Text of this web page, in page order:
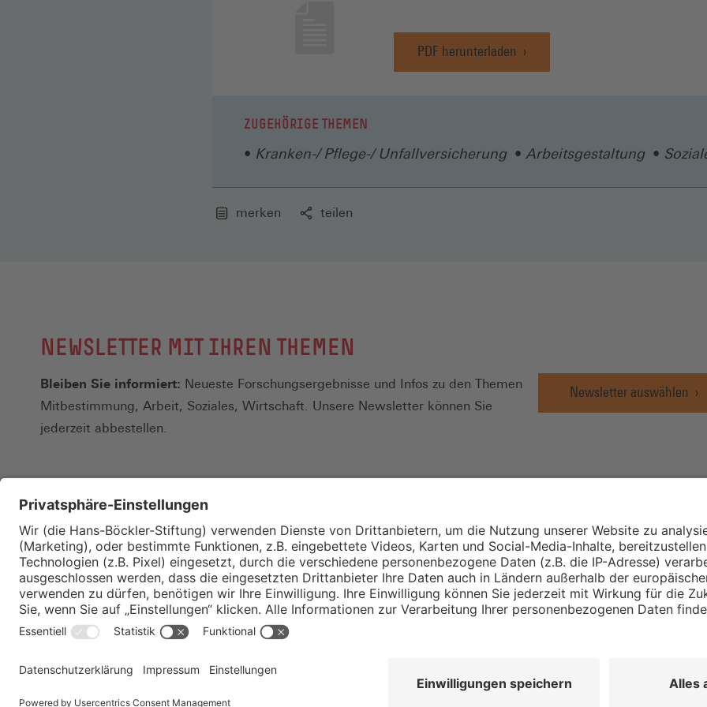
PDF herunterladen
(Öffnet
in
ZUGEHÖRIGE THEMEN
Kranken-/ Pflege-/ Unfallversicherung Arbeitsgestaltung
merken teilen
NEWSLETTER MIT IHREN THEMEN
Bleiben Sie informiert: Neueste Forschungsergebnisse und Infos zu den Themen
Mitbestimmung, Arbeit, Soziales, Wirtschaft. Unsere Newsletter können Sie
jederzeit abbestellen.
Newsletter auswählen
Kontakt
Merkzettel
Impressum
Datenschutz
Wirtschafts- und
Institut